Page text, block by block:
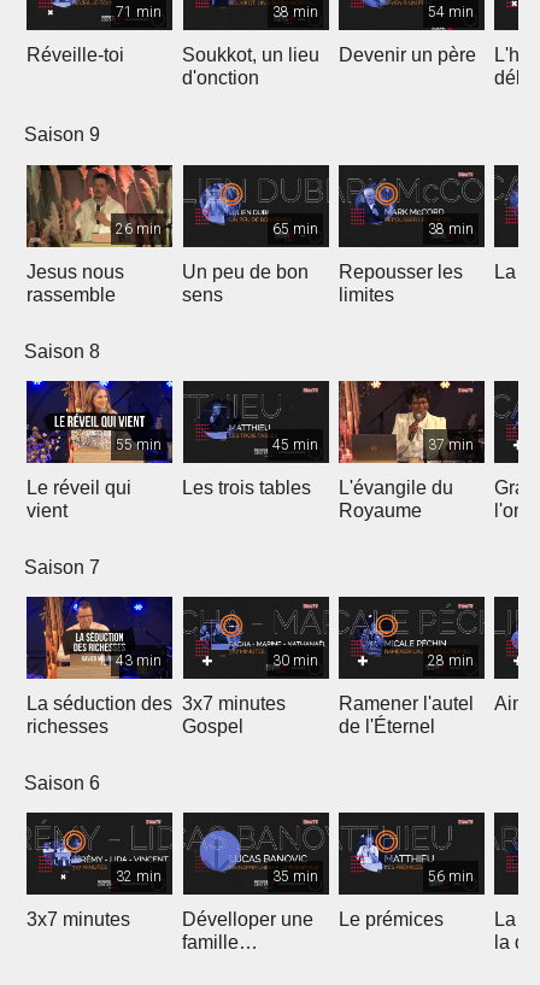
71 min
Réveille-toi
38 min
Soukkot, un lieu
d'onction
54 min
Devenir un père
Saison 9
26 min
Jesus nous
rassemble
65 min
Un peu de bon
sens
38 min
Repousser les
limites
La
Saison 8
55 min
Le réveil qui
vient
45 min
Les trois tables
37 min
L'évangile du
Royaume
Saison 7
43 min
La séduction des
richesses
30 min
3x7 minutes
Gospel
28 min
Ramener l'autel
de l'Éternel
Saison 6
32 min
3x7 minutes
35 min
Dévelloper une
famille
56 min
Le prémices
La
la